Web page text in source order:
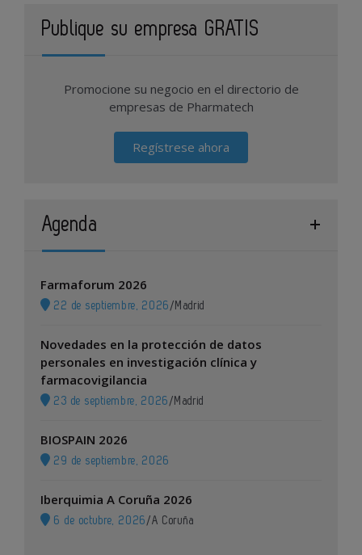
Publique su empresa GRATIS
Promocione su negocio en el directorio de
empresas de Pharmatech
Regístrese ahora
Agenda
Farmaforum 2026
22 de septiembre, 2026 / Madrid
Novedades en la protección de datos
personales en investigación clínica y
farmacovigilancia
23 de septiembre, 2026 / Madrid
BIOSPAIN 2026
29 de septiembre, 2026
Iberquimia A Coruña 2026
6 de octubre, 2026 /A Coruña